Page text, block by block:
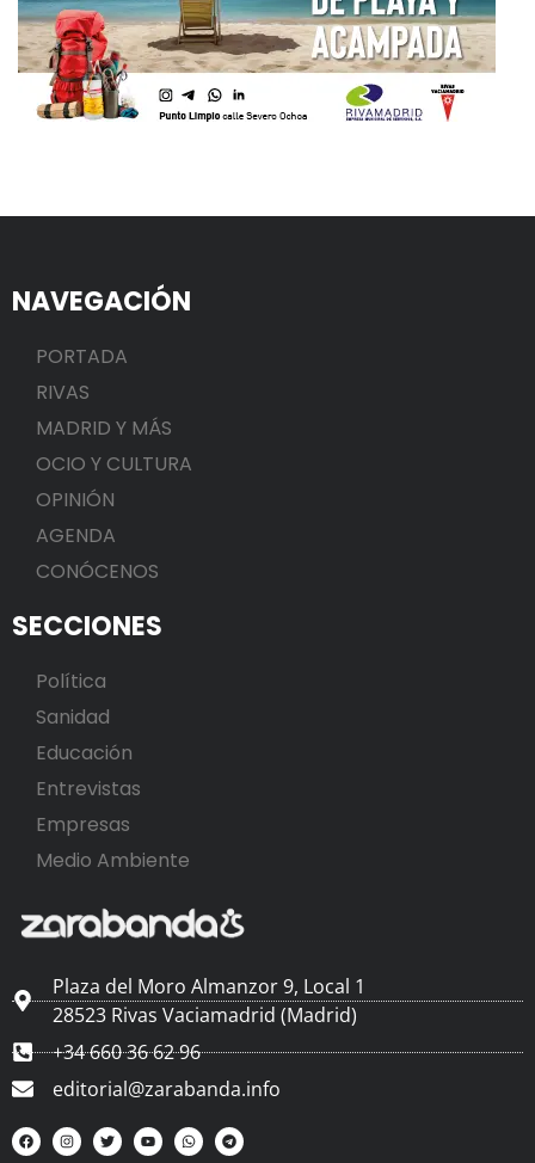
NAVEGACIÓN
PORTADA
RIVAS
MADRID Y MÁS
OCIO Y CULTURA
OPINIÓN
AGENDA
CONÓCENOS
SECCIONES
Política
Sanidad
Educación
Entrevistas
Empresas
Medio Ambiente
Plaza del Moro Almanzor 9, Local 1
28523 Rivas Vaciamadrid (Madrid)
+34 660 36 62 96
editorial@zarabanda.info